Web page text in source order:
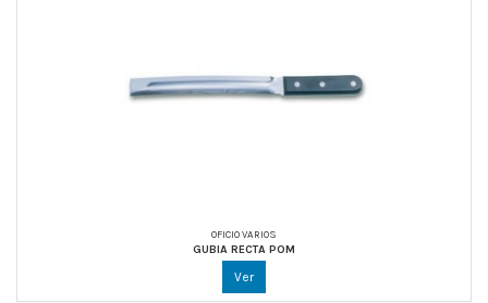
OFICIO VARIOS
GUBIA RECTA POM
Ver